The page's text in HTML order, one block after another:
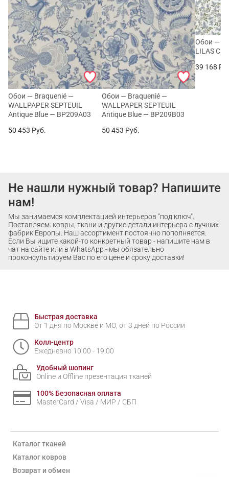
Обои — Braquenié —
WALLPAPER SEPTEUIL
Antique Blue — BP209A03
50 453 Руб.
Обои — Braquenié —
WALLPAPER SEPTEUIL
Antique Blue — BP209B03
50 453 Руб.
Обои —
LILAS
39 168
Не нашли нужный товар? Напишите
нам!
Мы занимаемся комплектацией интерьеров "под ключ".
Поставляем: ковры, ткани и другие детали интерьера с лучших
фабрик Европы. Наш ассортимент постоянно пополняется.
Если Вы ищите какой-то конкретный товар - напишите нам в
чат на сайте или в WhatsApp - мы обязательно
проконсультируем Вас по его цене и сроку доставки!
Быстрая доставка
От 1 дня по Москве и МО, от 3 дней по России
Колл-центр
Ежедневно 10:00 - 19:00
Удобный шопинг
Online и Offline презентация тканей
100% Безопасная оплата
MasterCard / Visa / МИР / СБП
Каталог тканей
Каталог ковров
Возврат и обмен